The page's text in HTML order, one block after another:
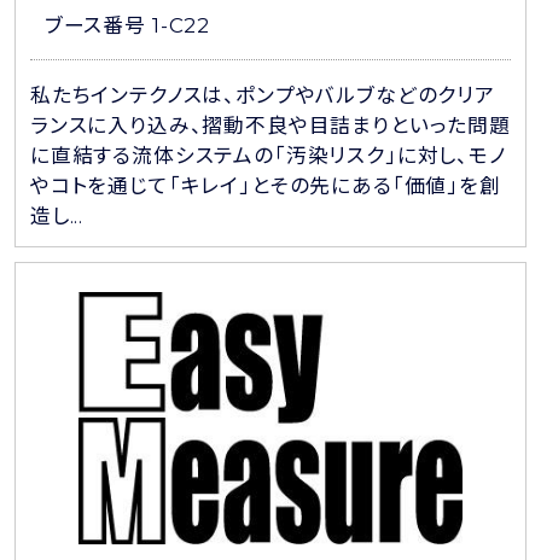
ブース番号 1-C22
私たちインテクノスは、ポンプやバルブなどのクリア
ランスに入り込み、摺動不良や目詰まりといった問題
に直結する流体システムの「汚染リスク」に対し、モノ
やコトを通じて「キレイ」とその先にある「価値」を創
造し...